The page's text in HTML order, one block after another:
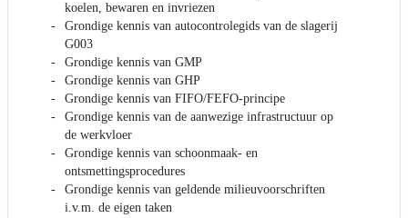
koelen, bewaren en invriezen
Grondige kennis van autocontrolegids van de slagerij
G003
Grondige kennis van GMP
Grondige kennis van GHP
Grondige kennis van FIFO/FEFO-principe
Grondige kennis van de aanwezige infrastructuur op
de werkvloer
Grondige kennis van schoonmaak- en
ontsmettingsprocedures
Grondige kennis van geldende milieuvoorschriften
i.v.m. de eigen taken